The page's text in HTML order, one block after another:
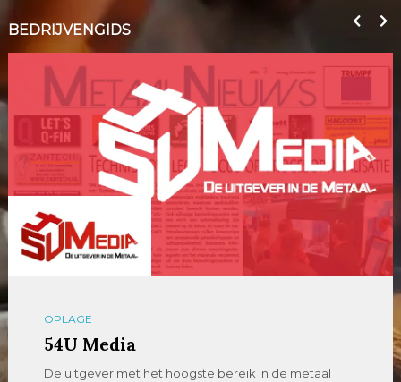
BEDRIJVENGIDS
PLAATBEWERKING
Plaatweb.Online
Wij zijn Plaatweb, uw partner voor lasersnijden Orders